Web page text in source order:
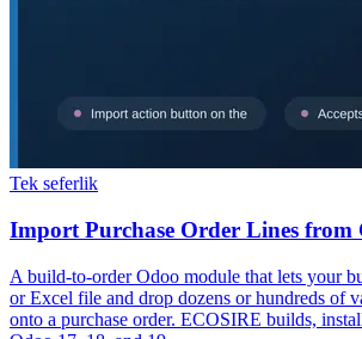
Tek seferlik
Import Purchase Order Lines from
A build-to-order Odoo module that lets your
or Excel file and drop dozens or hundreds of
onto a purchase order. ECOSIRE builds,